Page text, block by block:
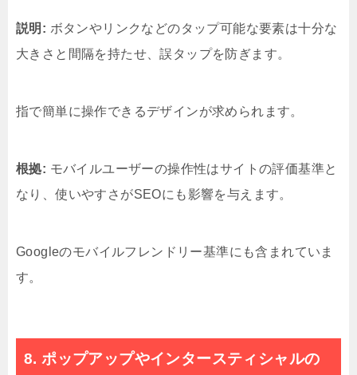
説明: ボタンやリンクなどのタップ可能な要素は十分な
大きさと間隔を持たせ、誤タップを防ぎます。
指で簡単に操作できるデザインが求められます。
根拠: モバイルユーザーの操作性はサイトの評価基準と
なり、使いやすさがSEOにも影響を与えます。
Googleのモバイルフレンドリー基準にも含まれていま
す。
8. ポップアップやインタースティシャルの